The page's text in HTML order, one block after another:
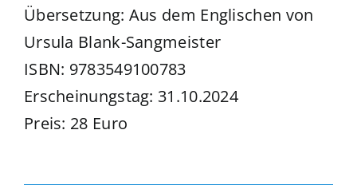
Übersetzung: Aus dem Englischen von
Ursula Blank-Sangmeister
ISBN: 9783549100783
Erscheinungstag: 31.10.2024
Preis: 28 Euro